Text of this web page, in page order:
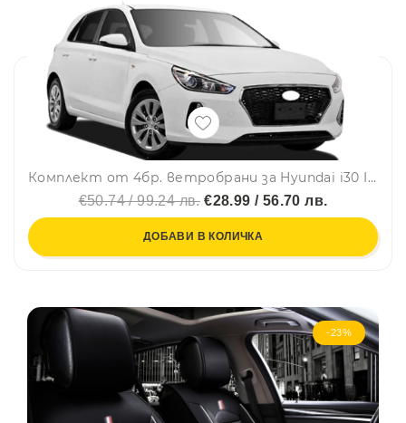
Комплект от 4бр. ветробрани за Hyundai i30 III 2017-2024
€50.74 / 99.24 лв.€28.99 / 56.70 лв.
ДОБАВИ В КОЛИЧКА
-23%